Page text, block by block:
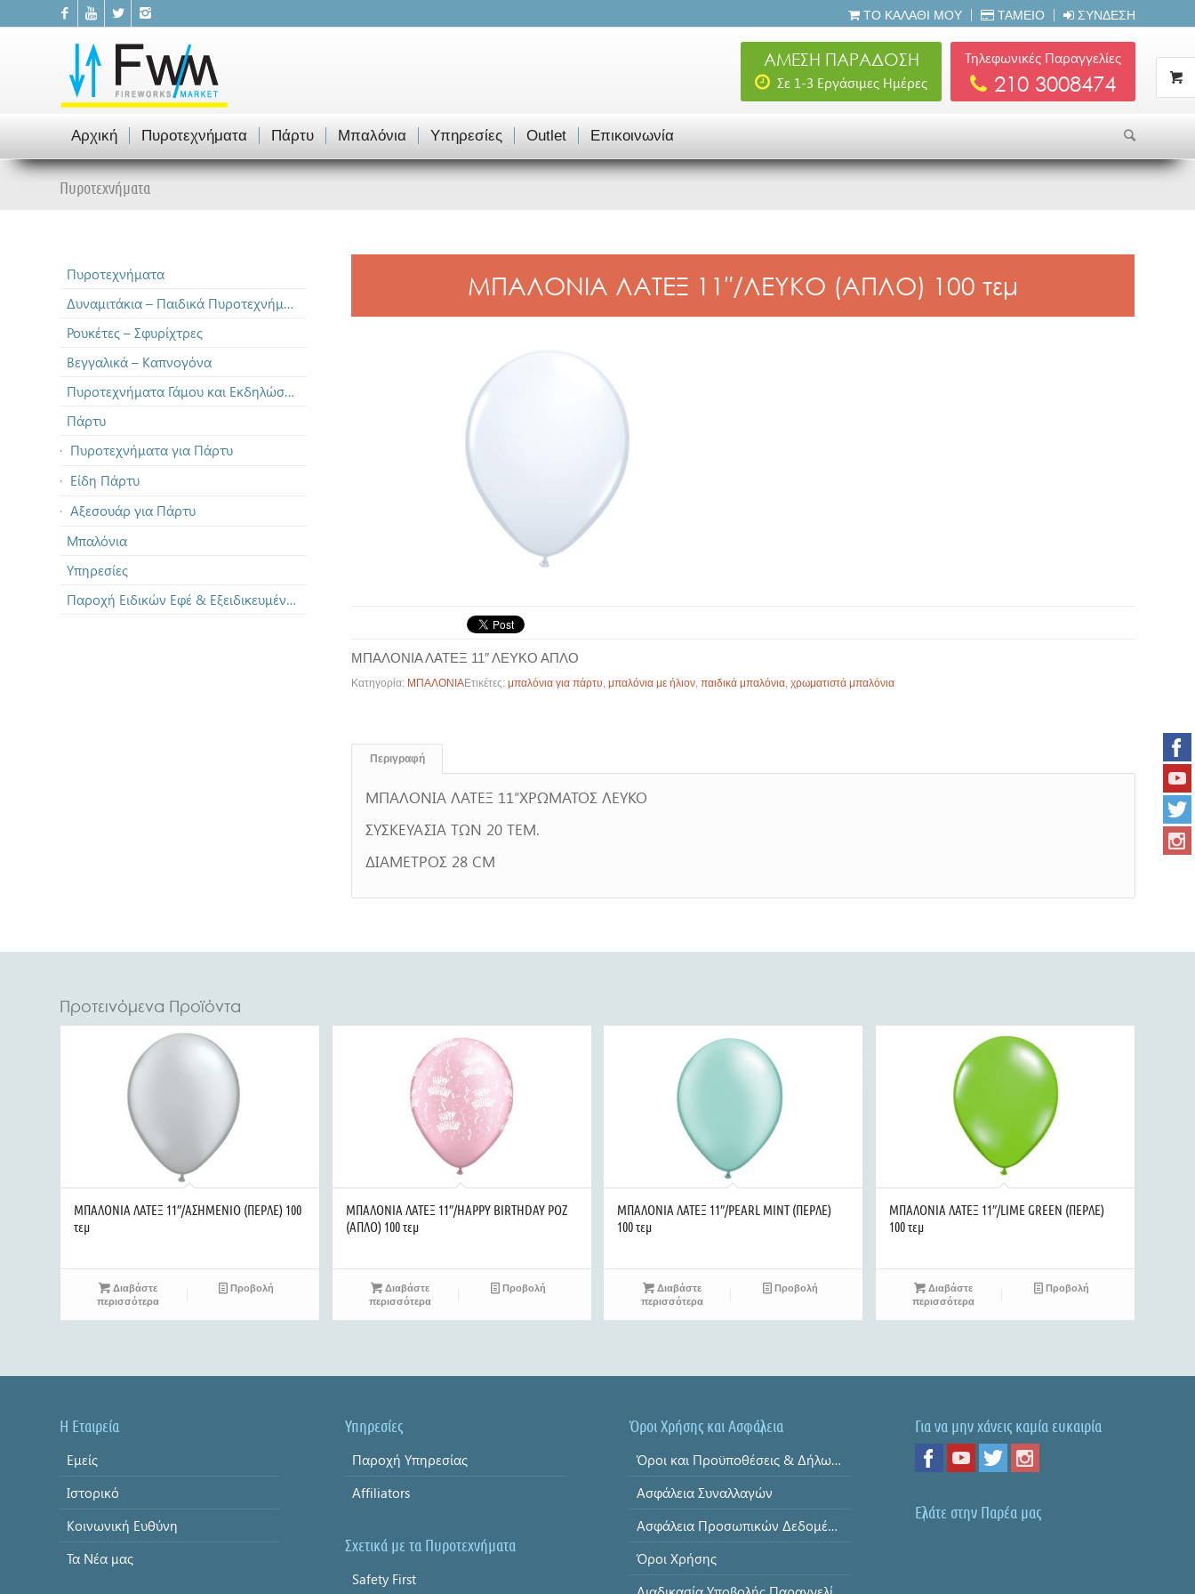
ΤΟ ΚΑΛΆΘΙ ΜΟΥ ΤΑΜΕΊΟ ΣΎΝΔΕΣΗ
Τηλεφωνικές Παραγγελίες
210 3008474
ΑΜΕΣΗ ΠΑΡΑΔΟΣΗ
Σε 1-3 Εργάσιμες Ημέρες
Αρχική Πυροτεχνήματα Πάρτυ Μπαλόνια Υπηρεσίες Outlet Επικοινωνία
Πυροτεχνήματα
Πυροτεχνήματα
Δυναμιτάκια – Παιδικά Πυροτεχνήματα
Ρουκέτες – Σφυρίχτρες
Βεγγαλικά – Καπνογόνα
Πυροτεχνήματα Γάμου και Εκδηλώσεων
Πάρτυ
Πυροτεχνήματα για Πάρτυ
Είδη Πάρτυ
Αξεσουάρ για Πάρτυ
Μπαλόνια
Υπηρεσίες
Παροχή Ειδικών Εφέ & Εξειδικευμένων Πυροτεχνημάτων
ΜΠΑΛΟΝΙΑ ΛΑΤΕΞ 11″/ΛΕΥΚΟ (ΑΠΛΟ) 100 τεμ
ΜΠΑΛΟΝΙΑ ΛΑΤΕΞ 11″ ΛΕΥΚΟ ΑΠΛΟ
Κατηγορία: ΜΠΑΛΟΝΙΑΕτικέτες:μπαλόνια για πάρτυ ,μπαλόνια με ήλιον ,παιδικά μπαλόνια ,χρωματιστά μπαλόνια
Περιγραφή
ΜΠΑΛΟΝΙΑ ΛΑΤΕΞ 11″ΧΡΩΜΑΤΟΣ ΛΕΥΚΟ
ΣΥΣΚΕΥΑΣΙΑ ΤΩΝ 20 ΤΕΜ.
ΔΙΑΜΕΤΡΟΣ 28 CM
Προτεινόμενα Προϊόντα
ΜΠΑΛΟΝΙΑ ΛΑΤΕΞ 11″/ΑΣΗΜΕΝΙΟ (ΠΕΡΛΕ) 100
τεμ
Διαβάστε
περισσότερα
Προβολή
ΜΠΑΛΟΝΙΑ ΛΑΤΕΞ 11″/HAPPY BIRTHDAY ΡΟΖ
(ΑΠΛΟ) 100 τεμ
Διαβάστε
περισσότερα
Προβολή
ΜΠΑΛΟΝΙΑ ΛΑΤΕΞ 11″/PEARL MINT (ΠΕΡΛΕ)
100 τεμ
Διαβάστε
περισσότερα
Προβολή
ΜΠΑΛΟΝΙΑ ΛΑΤΕΞ 11″/LIME GREEN (ΠΕΡΛΕ)
100 τεμ
Διαβάστε
περισσότερα
Προβολή
Η Εταιρεία
Εμείς
Ιστορικό
Κοινωνική Ευθύνη
Τα Νέα μας
Υπηρεσίες
Παροχή Υπηρεσίας
Affiliators
Σχετικά με τα Πυροτεχνήματα
Safety First
Όροι Χρήσης και Ασφάλεια
Όροι και Προϋποθέσεις & Δήλωση Απορρήτου
Ασφάλεια Συναλλαγών
Ασφάλεια Προσωπικών Δεδομένων
Όροι Χρήσης
Για να μην χάνεις καμία ευκαιρία
Ελάτε στην Παρέα μας